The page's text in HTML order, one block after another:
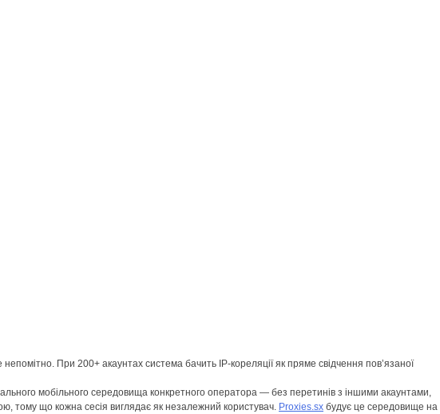
При 200+ акаунтах система бачить IP-кореляції як пряме свідчення пов’язаної
мобільного середовища конкретного оператора — без перетинів з іншими акаунтами,
тому що кожна сесія виглядає як незалежний користувач. Proxies.sx будує це середовище на